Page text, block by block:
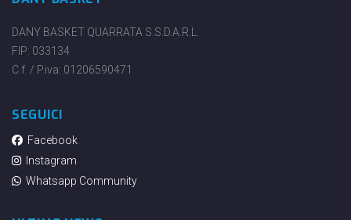
DANY BASKET QUARRATA S.S.D.A.R.L.
FIP: 033134
C.f. / P.iva: 01206590471
SEGUICI
Facebook
Instagram
Whatsapp Community